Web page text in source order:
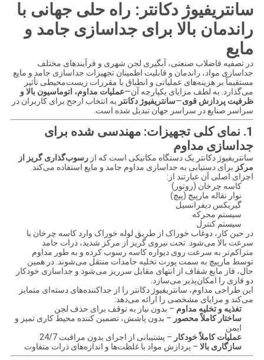
سانتریفیوژ دکانتر: راه حلی جهانی با
راندمان بالا برای جداسازی جامد و
مایع
در تصفیه فاضلاب صنعتی، آبگیری لجن شهری و فرآیندهای مختلف
جداسازی مواد، راندمان و قابلیت اطمینان تجهیزات جداسازی جامد و مایع
مستقیماً بر هزینه‌های عملیاتی و انطباق با مقررات زیست‌محیطی تأثیر
می‌گذارد. به لطف مزایای یکپارچه آن—عملیات مداوم، اتوماسیون بالا و
ظرفیت پردازش قوی—سانتریفیوژ دکانتر به انتخاب ارجح برای کاربران در
سراسر صنایع در سراسر جهان تبدیل شده است.
1. نمای کلی تجهیزات: مهندسی شده برای
جداسازی مداوم
سانتریفیوژ دکانتر یک دستگاه مکانیکی است که از رسوب‌گذاری گریز از
مرکز برای دستیابی به جداسازی مداوم جامد و مایع استفاده می‌کند.
اجزای اصلی آن عبارتند از:
کاسه چرخان (روتور)
نوار نقاله مارپیچ (پیچ)
گیربکس دیفرانسیل
سیستم محرکه
سیستم کنترل
در حین کار، دوغاب خوراک از طریق لوله خوراک وارد کاسه چرخان با
سرعت بالا می‌شود. تحت نیروی گریز از مرکز شدید، ذرات جامد
متراکم‌تر به سرعت روی دیواره کاسه رسوب کرده و به طور مداوم
توسط مارپیچ به سمت پورت تخلیه جامدات منتقل می‌شوند. در همین
حال، فاز مایع شفاف از انتهای مقابل سرریز می‌شود و جداسازی خودکار
دو فازی را امکان‌پذیر می‌سازد.
این طراحی مداوم، سانتریفیوژ دکانتر را از جداکننده‌های دسته‌ای متمایز
می‌کند و مزایای مشخصی را ارائه می‌دهد:
تغذیه و تخلیه مداوم – بدون نیاز به توقف برای حذف لجن
ساختار کاملاً محصور – بدون پاشش، تضمین کننده محیط کاری تمیز و
ایمن
عملیات کاملاً خودکار – پشتیبانی از اجرای بدون مراقبت 24/7
سازگاری بالا– پردازش مواد با غلظت‌ها و اندازه‌های ذرات متفاوت